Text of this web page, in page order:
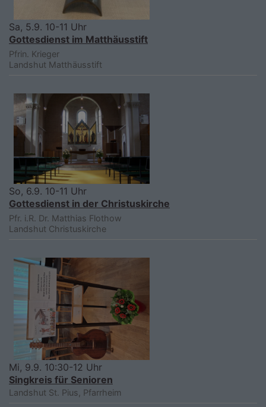
Sa, 5.9. 10-11 Uhr
Gottesdienst im Matthäusstift
Pfrin. Krieger
Landshut Matthäusstift
So, 6.9. 10-11 Uhr
Gottesdienst in der Christuskirche
Pfr. i.R. Dr. Matthias Flothow
Landshut Christuskirche
Mi, 9.9. 10:30-12 Uhr
Singkreis für Senioren
Landshut St. Pius, Pfarrheim